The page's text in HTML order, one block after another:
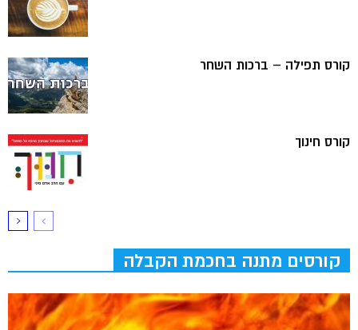
קורס תפילה – ברכות השחר
קורס חינוך
קורסים מתנה בחכמת הקבלה